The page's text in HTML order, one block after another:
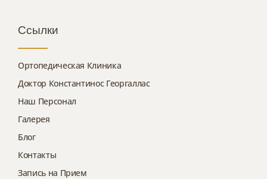
Ссылки
Ортопедическая Клиника
Доктор Константинос Георгаллас
Наш Персонал
Галерея
Блог
Контакты
Запись на Прием